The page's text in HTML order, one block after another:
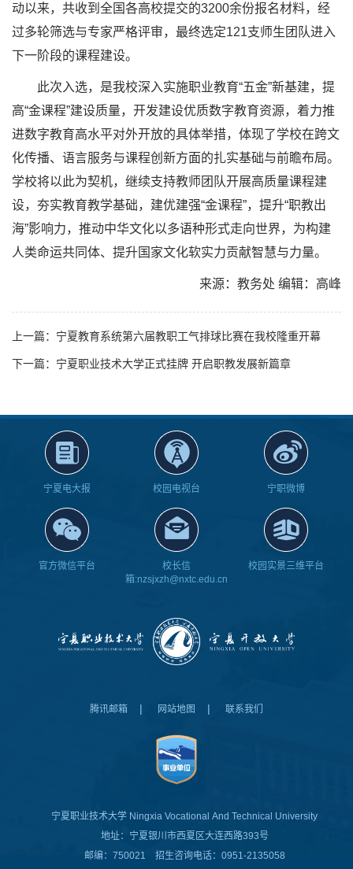
动以来，共收到全国各高校提交的3200余份报名材料，经
过多轮筛选与专家严格评审，最终选定121支师生团队进入
下一阶段的课程建设。
此次入选，是我校深入实施职业教育“五金”新基建，提
高“金课程”建设质量，开发建设优质数字教育资源，着力推
进数字教育高水平对外开放的具体举措，体现了学校在跨文
化传播、语言服务与课程创新方面的扎实基础与前瞻布局。
学校将以此为契机，继续支持教师团队开展高质量课程建
设，夯实教育教学基础，建优建强“金课程”，提升“职教出
海”影响力，推动中华文化以多语种形式走向世界，为构建
人类命运共同体、提升国家文化软实力贡献智慧与力量。
来源：教务处 编辑：高峰
上一篇：宁夏教育系统第六届教职工气排球比赛在我校隆重开幕
下一篇：宁夏职业技术大学正式挂牌 开启职教发展新篇章
宁夏电大报 校园电视台 宁职微博
官方微信平台
校长信
箱:nzsjxzh@nxtc.edu.cn
校园实景三维平台
腾讯邮箱 | 网站地图 | 联系我们
宁夏职业技术大学 Ningxia Vocational And Technical University
地址：宁夏银川市西夏区大连西路393号
邮编：750021 招生咨询电话：0951-2135058